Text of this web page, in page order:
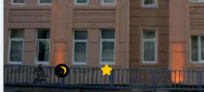
3 ستاره 4 شب اقامت